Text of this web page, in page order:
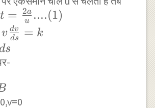
\\ =r{ c
{ 2a
} ....
\frac {
dt }^{ 2
=\frac {
t = u
2a ....(1)
v ds
dv = k
s